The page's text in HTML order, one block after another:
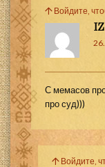
Войдите,
С мемасов
про суд)))
Войдите,